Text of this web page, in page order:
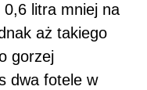
0,6 litra mniej na
aż takiego
gorzej
dwa fotele w